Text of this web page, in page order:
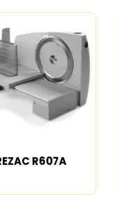
pari
Kuhinjske vage
Zavarivaci
Mlinovi za kafu
Filteri za vodu
Aparati za
pravljenje
R607A